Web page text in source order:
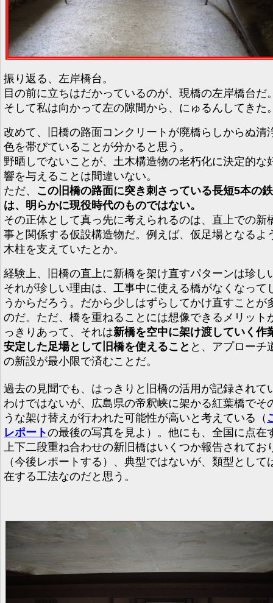
振り返る、左岸橋台。
目の前に立ちはだかっているのが、現橋の左岸橋台だ
そして私は向かって左の隙間から、にゅるんしてきた
改めて、旧橋の路面コンクリートが廃橋らしからぬ清
色を帯びていることが分かると思う。
野晒しでないことが、土木構造物の老朽化に決定的な
響を与えることは間違いない。
ただ、 この旧橋の路面に突き刺さっている長短5本の
は、明らかに現役時代のものではない。
その正体として真っ先に考えられるのは、直上での新
事と関係する仮設構造物だ。例えば、仮足場となるよ
木柱を支えていたとか。
経験上、旧橋の直上に新橋を架け直すパターンは珍し
それが珍しい理由は、工事中に使える橋がなくなって
うからだろう。だから少しはずらしてかけ直すことが
のだ。ただ、橋を重ねることには想像できるメリット
っきりあって、それは新橋を空中に架け渡していく作
安定した足場として旧橋を使えること と、アプローチ
の新設が最小限で済むことだ。
過去の見聞でも、はっきりと旧橋の活用が記録されて
わけではないが、広島県の帝釈峡に架かる紅葉橋でそ
うな架け替えが行われた可能性が高いと考えている（
レポートの最後の写真を見よ）。他にも、全国に点在
上下二段重ね合わせの新旧橋はいくつか報告されてお
（今後レポートする）、典型ではないが、類型として
在する工法なのだと思う。